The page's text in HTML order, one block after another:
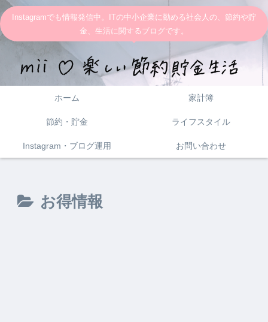
Instagramでも情報発信中。ITの中小企業に勤める社会人の、節約や貯
金、生活に関するブログです。
ホーム 家計簿
節約・貯金 ライフスタイル
Instagram・ブログ運用 お問い合わせ
お得情報